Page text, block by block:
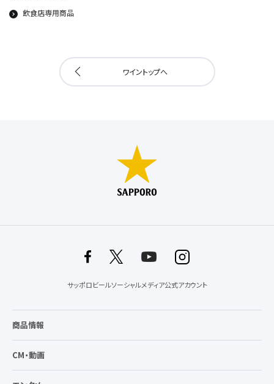
飲食店専用商品
ワイントップへ
サッポロビールソーシャルメディア公式アカウント
商品情報
CM・動画